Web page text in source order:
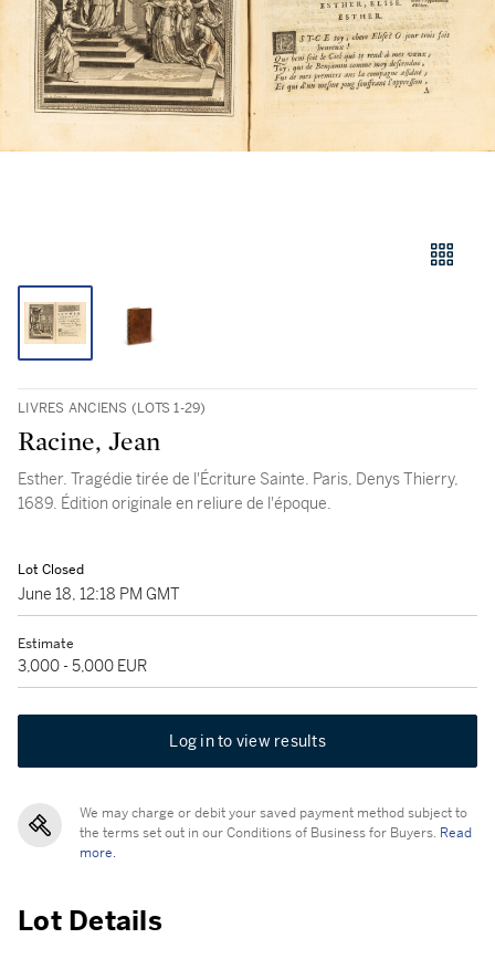
LIVRES ANCIENS (LOTS 1-29)
Racine, Jean
Esther. Tragédie tirée de l'Écriture Sainte. Paris, Denys Thierry,
1689. Édition originale en reliure de l'époque.
Lot Closed
June 18, 12:18 PM GMT
Estimate
3,000 - 5,000 EUR
Log in to view results
We may charge or debit your saved payment method subject to
the terms set out in our Conditions of Business for Buyers. Read
more.
Lot Details